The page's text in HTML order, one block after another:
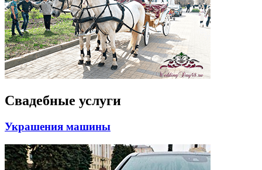
Свадебные услуги
Украшения машины